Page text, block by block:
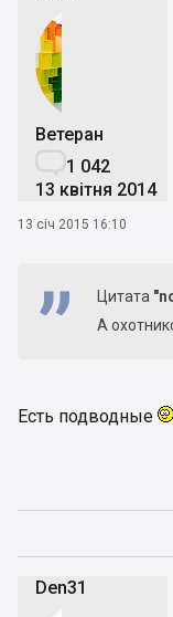
Ветеран
1 042
13 квітня 2014
13 січ 2015 16:10
Цитата
А
Есть подводные
Den31